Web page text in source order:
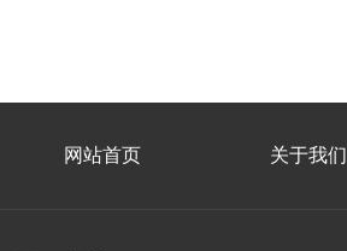
网站首页 关于我们